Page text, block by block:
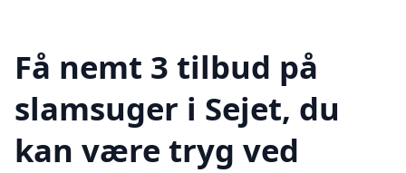
Få nemt 3 tilbud på
slamsuger i Sejet, du
kan være tryg ved